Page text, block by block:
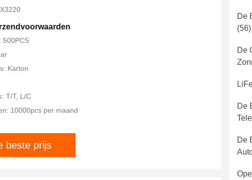
500PCS
Karton
T/T, L/C
10000pcs per maand
beste prijs
De
(56)
De
De
De